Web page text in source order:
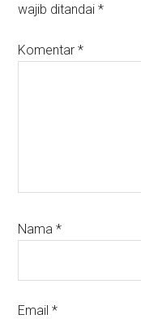
wajib ditandai*
Komentar*
Nama*
Email*